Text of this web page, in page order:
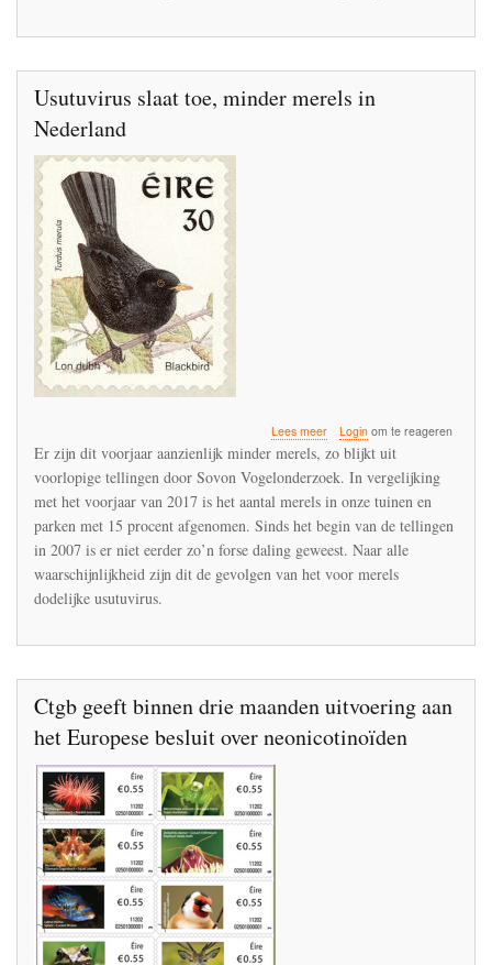
Usutuvirus slaat toe, minder merels in
Nederland
Lees meerover
Usutuvirus
toe,
minder
merels
in
Nederland
Loginom te reageren
Er zijn dit voorjaar aanzienlijk minder merels, zo blijkt uit
voorlopige tellingen door Sovon Vogelonderzoek. In vergelijking
met het voorjaar van 2017 is het aantal merels in onze tuinen en
parken met 15 procent afgenomen. Sinds het begin van de tellingen
in 2007 is er niet eerder zo’n forse daling geweest. Naar alle
waarschijnlijkheid zijn dit de gevolgen van het voor merels
dodelijke usutuvirus.
Ctgb geeft binnen drie maanden uitvoering aan
het Europese besluit over neonicotinoïden